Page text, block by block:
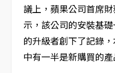
議上，蘋果公司首席
示，該公司的安裝基
的升級者創下了記錄
中有一半是新購買的產